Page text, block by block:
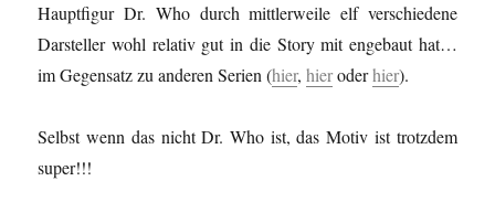
Hauptfigur Dr. Who durch mittlerweile elf verschiedene
Darsteller wohl relativ gut in die Story mit engebaut hat…
im Gegensatz zu anderen Serien (hier,hieroderhier).
Selbst wenn das nicht Dr. Who ist, das Motiv ist trotzdem
super!!!